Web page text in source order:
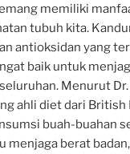
memiliki
tubuh kita.
antioksidan yang
baik untuk
Menurut Dr.
ahli diet dari
buah-buahan
menjaga berat